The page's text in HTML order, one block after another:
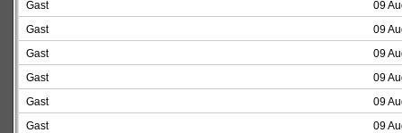
Gast
09
Gast
09
Gast
09
Gast
09
Gast
09
Gast
09